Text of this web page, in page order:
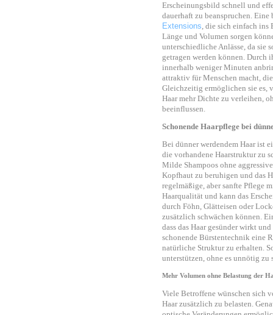
Erscheinungsbild schnell und
dauerhaft zu beanspruchen.
Extensions, die sich einfach ins
Länge und Volumen sorgen
unterschiedliche Anlässe, da sie
getragen werden können. Durch
innerhalb weniger Minuten
attraktiv für Menschen macht,
Gleichzeitig ermöglichen sie es,
Haar mehr Dichte zu verleihen,
beeinflussen.
Schonende Haarpflege bei
Bei dünner werdendem Haar ist
die vorhandene Haarstruktur zu
Milde Shampoos ohne
Kopfhaut zu beruhigen und das
regelmäßige, aber sanfte Pflege
Haarqualität und kann das
durch Föhn, Glätteisen oder
zusätzlich schwächen können.
dass das Haar gesünder wirkt
schonende Bürstentechnik eine
natürliche Struktur zu erhalten.
unterstützen, ohne es unnötig zu
Mehr Volumen ohne Belastung der
Viele Betroffene wünschen sich
Haar zusätzlich zu belasten.